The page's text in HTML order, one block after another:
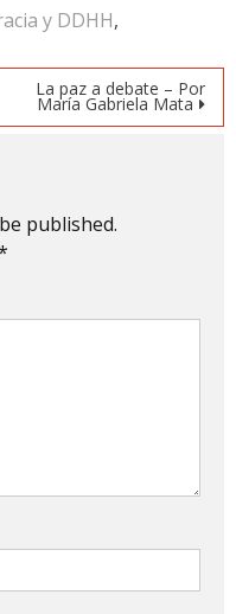
y DDHH,
La paz a debate – Por
María Gabriela Mata
published.